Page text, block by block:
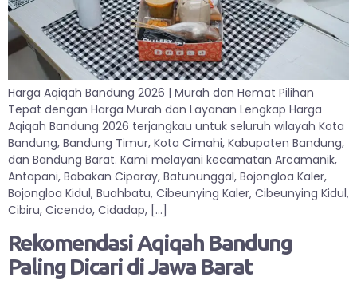
Harga Aqiqah Bandung 2026 | Murah dan Hemat Pilihan
Tepat dengan Harga Murah dan Layanan Lengkap Harga
Aqiqah Bandung 2026 terjangkau untuk seluruh wilayah Kota
Bandung, Bandung Timur, Kota Cimahi, Kabupaten Bandung,
dan Bandung Barat. Kami melayani kecamatan Arcamanik,
Antapani, Babakan Ciparay, Batununggal, Bojongloa Kaler,
Bojongloa Kidul, Buahbatu, Cibeunying Kaler, Cibeunying Kidul,
Cibiru, Cicendo, Cidadap, […]
Rekomendasi Aqiqah Bandung
Paling Dicari di Jawa Barat